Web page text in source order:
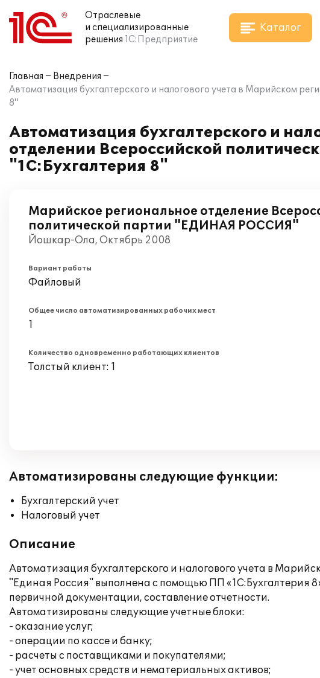
Отраслевые
и специализированные
решения 1С:Предприятие
Каталог
Главная
Внедрения
Автоматизация бухгалтерского и налогового учета в Марийском
8"
Автоматизация бухгалтерского и
отделении Всероссийской
"1С:Бухгалтерия 8"
Марийское региональное отделение
политической партии "ЕДИНАЯ РОССИЯ"
Йошкар-Ола, Октябрь 2008
Вариант работы
Файловый
Общее число автоматизированных рабочих мест
1
Количество одновременно работающих клиентов
Толстый клиент: 1
Автоматизированы следующие функции:
Бухгалтерский учет
Налоговый учет
Описание
Автоматизация бухгалтерского и налогового учета в
"Единая Россия" выполнена с помощью ПП «1С:Бухгалтерия
первичной документации, составление отчетности.
Автоматизированы следующие учетные блоки:
- оказание услуг;
- операции по кассе и банку;
- расчеты с поставщиками и покупателями;
- учет основных средств и нематериальных активов;